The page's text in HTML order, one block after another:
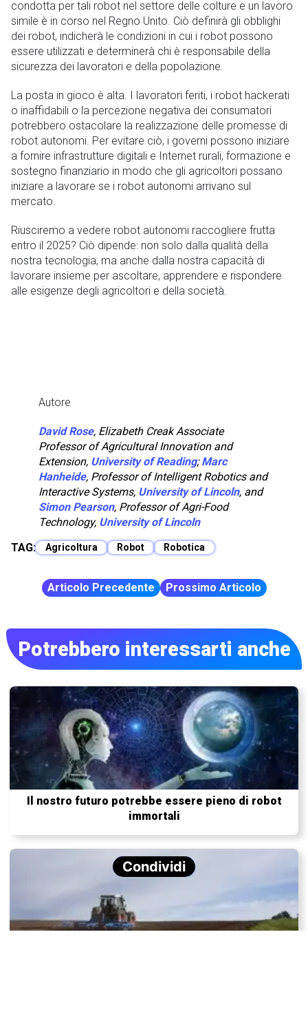
condotta per tali robot nel settore delle colture e un lavoro
simile è in corso nel Regno Unito. Ciò definirà gli obblighi
dei robot, indicherà le condizioni in cui i robot possono
essere utilizzati e determinerà chi è responsabile della
sicurezza dei lavoratori e della popolazione.
La posta in gioco è alta. I lavoratori feriti, i robot hackerati
o inaffidabili o la percezione negativa dei consumatori
potrebbero ostacolare la realizzazione delle promesse di
robot autonomi. Per evitare ciò, i governi possono iniziare
a fornire infrastrutture digitali e Internet rurali, formazione e
sostegno finanziario in modo che gli agricoltori possano
iniziare a lavorare se i robot autonomi arrivano sul
mercato.
Riusciremo a vedere robot autonomi raccogliere frutta
entro il 2025? Ciò dipende: non solo dalla qualità della
nostra tecnologia, ma anche dalla nostra capacità di
lavorare insieme per ascoltare, apprendere e rispondere
alle esigenze degli agricoltori e della società.
Autore
David Rose, Elizabeth Creak Associate
Professor of Agricultural Innovation and
Extension, University of Reading;Marc
Hanheide, Professor of Intelligent Robotics and
Interactive Systems, University of Lincoln, and
Simon Pearson, Professor of Agri-Food
Technology, University of Lincoln
TAG:
Agricoltura Robot Robotica
Articolo Precedente Prossimo Articolo
Potrebbero interessarti anche
Il nostro futuro potrebbe essere pieno di robot
immortali
Condividi